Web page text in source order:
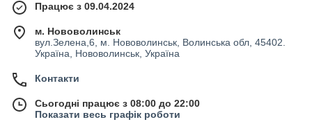
Працює з 09.04.2024
м. Нововолинськ
вул.Зелена,6, м. Нововолинськ, Волинська обл, 45402.
Україна, Нововолинськ, Україна
Контакти
Сьогодні працює з 08:00 до 22:00
Показати весь графік роботи